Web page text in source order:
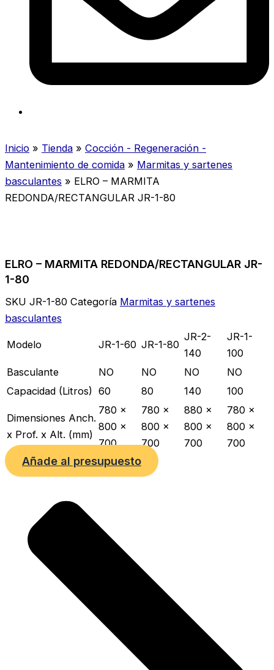
Inicio » Tienda » Cocción - Regeneración -
Mantenimiento de comida » Marmitas y sartenes
basculantes » ELRO – MARMITA
REDONDA/RECTANGULAR JR-1-80
ELRO – MARMITA REDONDA/RECTANGULAR JR-
1-80
SKU JR-1-80 Categoría Marmitas y sartenes
basculantes
Modelo JR-1-60 JR-1-80
JR-2-
140
JR-1-
100
Basculante
NO NO NO
NO
Capacidad (Litros) 60 80 140 100
Dimensiones Anch.
x Prof. x Alt. (mm)
780 x
800 x
700
780 x
800 x
700
880 x
800 x
700
780 x
800 x
700
Añade al presupuesto